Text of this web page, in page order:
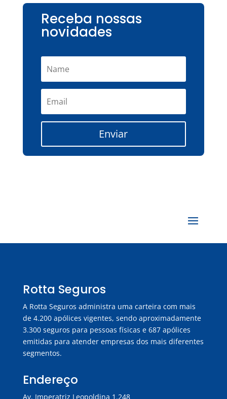
Receba nossas
novidades
Enviar
Rotta Seguros
A Rotta Seguros administra uma carteira com mais
de 4.200 apólices vigentes, sendo aproximadamente
3.300 seguros para pessoas físicas e 687 apólices
emitidas para atender empresas dos mais diferentes
segmentos.
Endereço
Av. Imperatriz Leopoldina 1.248